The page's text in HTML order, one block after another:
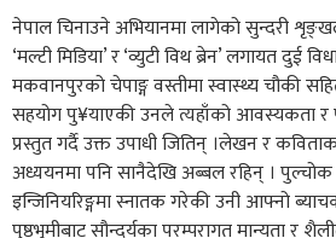
नेपाल चिनाउने अभियानमा लागेको सुन्दरी
‘मल्टी मिडिया’ र ‘व्युटी विथ ब्रेन’ लगायत दुई
मकवानपुरको चेपाङ्ग वस्तीमा स्वास्थ्य चौकी
सहयोग पु¥याएकी उनले त्यहाँको आवस्यकता र
प्रस्तुत गर्दै उक्त उपाधी जितिन् ।लेखन र
अध्ययनमा पनि सानैदेखि अब्बल रहिन् ।
इन्जिनियरिङ्गमा स्नातक गरेकी उनी आफ्नो
पृष्ठभुमीबाट सौन्दर्यका परम्परागत मान्यता र